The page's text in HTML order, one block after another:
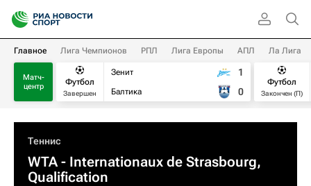
Главное Лига Чемпионов РПЛ Лига Европы АПЛ Ла Лига
Матч-
центр
Футбол
Завершен
Зенит
Балтика
1
0
Футбол
Закончен (П)
Теннис
WTA- Internationaux de Strasbourg,
Qualification